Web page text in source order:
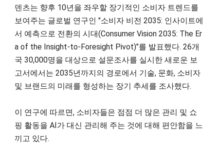
덴츠는 향후 10년을 좌우할 장기적인 소비자 트렌드를
보여주는 글로벌 연구인 "소비자 비전 2035: 인사이트에
서 예측으로 전환의 시대(Consumer Vision 2035: The Er
a of the Insight-to-Foresight Pivot)"를 발표했다. 26개
국 30,000명을 대상으로 설문조사를 실시한 새로운 보
고서에서는 2035년까지의 경로에서 기술, 문화, 소비자
및 브랜드의 미래를 형성하는 장기 추세를 조사했다.
이 연구에 따르면, 소비자들은 점점 더 많은 관리 및 쇼
핑 활동을 AI가 대신 관리해 주는 것에 대해 편안함을 느
끼고 있다.